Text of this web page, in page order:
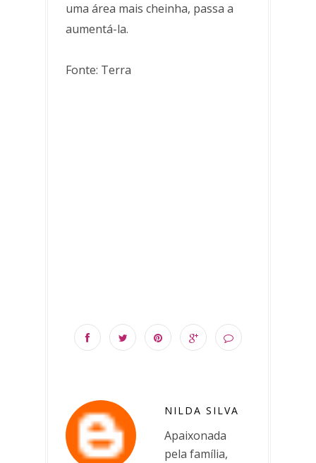
uma área mais cheinha, passa a
aumentá-la.
Fonte: Terra
NILDA SILVA
Apaixonada
pela família,